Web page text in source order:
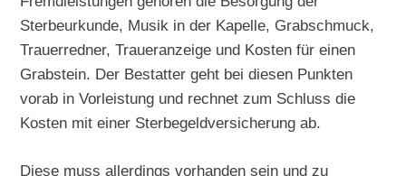
Sterbeurkunde, Musik in der Kapelle, Grabschmuck,
Trauerredner, Traueranzeige und Kosten für einen
Grabstein. Der Bestatter geht bei diesen Punkten
vorab in Vorleistung und rechnet zum Schluss die
Kosten mit einer Sterbegeldversicherung ab.
Diese muss allerdings vorhanden sein und zu